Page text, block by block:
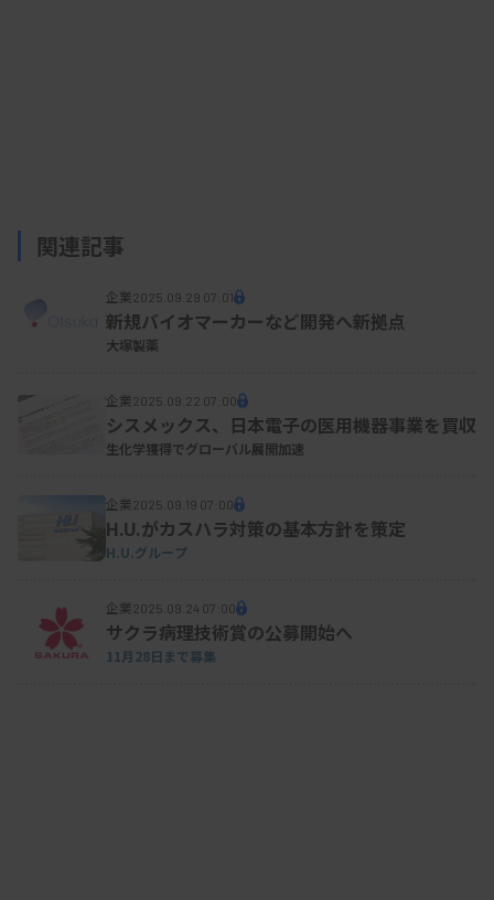
関連記事
企業2025.09.29 07:01
新規バイオマーカーなど開発へ新拠点
大塚製薬
企業2025.09.22 07:00
シスメックス、日本電子の医用機器事業を買収
生化学獲得でグローバル展開加速
企業2025.09.19 07:00
H.U.がカスハラ対策の基本方針を策定
H.U.グループ
企業2025.09.24 07:00
サクラ病理技術賞の公募開始へ
11月28日まで募集